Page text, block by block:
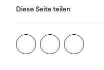
Diese Seite teilen